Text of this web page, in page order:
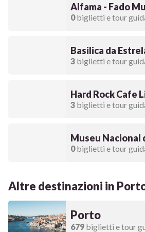
Alfama - Fado
0biglietti e tour
Basilica da
3biglietti e tour
Hard Rock Cafe
3biglietti e tour
Museu Nacional
0biglietti e tour
Altre destinazioni in
Porto
679biglietti e tour